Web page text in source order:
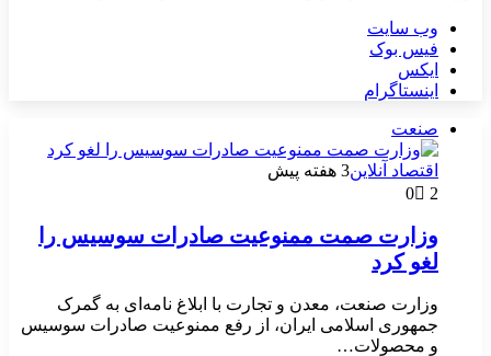
وب سایت
فیس بوک
ایکس
اینستاگرام
صنعت
اقتصاد آنلاین3 هفته پیش
0
2
وزارت صمت ممنوعیت صادرات سوسیس را
لغو کرد
وزارت صنعت، معدن و تجارت با ابلاغ نامه‌ای به گمرک
جمهوری اسلامی ایران، از رفع ممنوعیت صادرات سوسیس
و محصولات…